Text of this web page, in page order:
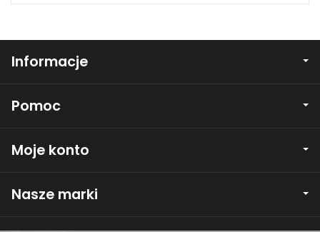
Informacje
Pomoc
Moje konto
Nasze marki